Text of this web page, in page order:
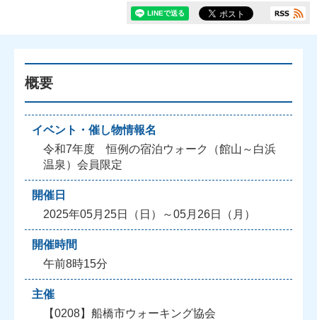
概要
イベント・催し物情報名
令和7年度 恒例の宿泊ウォーク（館山～白浜
温泉）会員限定
開催日
2025年05月25日（日）～05月26日（月）
開催時間
午前8時15分
主催
【0208】船橋市ウォーキング協会